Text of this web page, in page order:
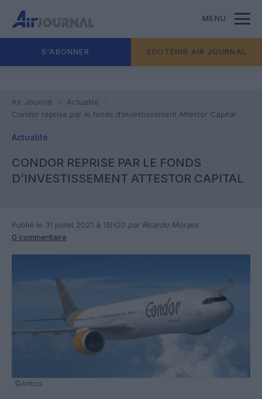
MENU
S'ABONNER SOUTENIR AIR JOURNAL
Air Journal
Actualité
Condor reprise par le fonds d’investissement Attestor Capital
Actualité
CONDOR REPRISE PAR LE FONDS
D’INVESTISSEMENT ATTESTOR CAPITAL
Publié le 31 juillet 2021 à 15h00 par Ricardo Moraes
0 commentaire
©Airbus